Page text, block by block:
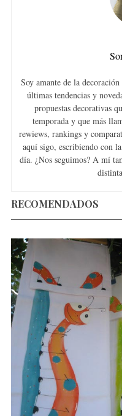
Soy amante de la
últimas tendencias y
propuestas decorativas
temporada y que más
rewiews, rankings y
aquí sigo, escribiendo con
día. ¿Nos seguimos? A mí
RECOMENDADOS